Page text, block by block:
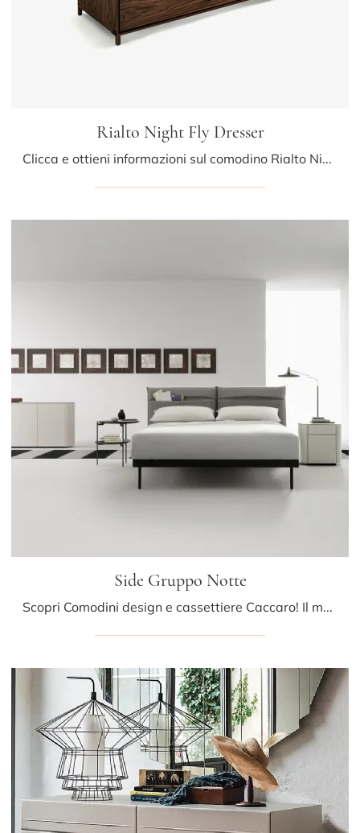
Rialto Night Fly Dresser
Clicca e ottieni informazioni sul comodino Rialto Night Fly Dresser: Comodini e mobili con cassetti di Riva1920 sono ideali per spazi design.
Side Gruppo Notte
Scopri Comodini design e cassettiere Caccaro! Il modello Side Gruppo Notte realizzato in laccato opaco è il miglior acquisto.